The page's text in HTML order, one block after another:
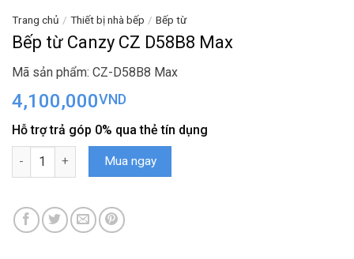
Trang chủ / Thiết bị nhà bếp / Bếp từ
Bếp từ Canzy CZ D58B8 Max
Mã sản phẩm: CZ-D58B8 Max
4,100,000VND
Hỗ trợ trả góp 0% qua thẻ tín dụng
Bếp từ Canzy CZ D58B8 Max số lượng
Mua ngay